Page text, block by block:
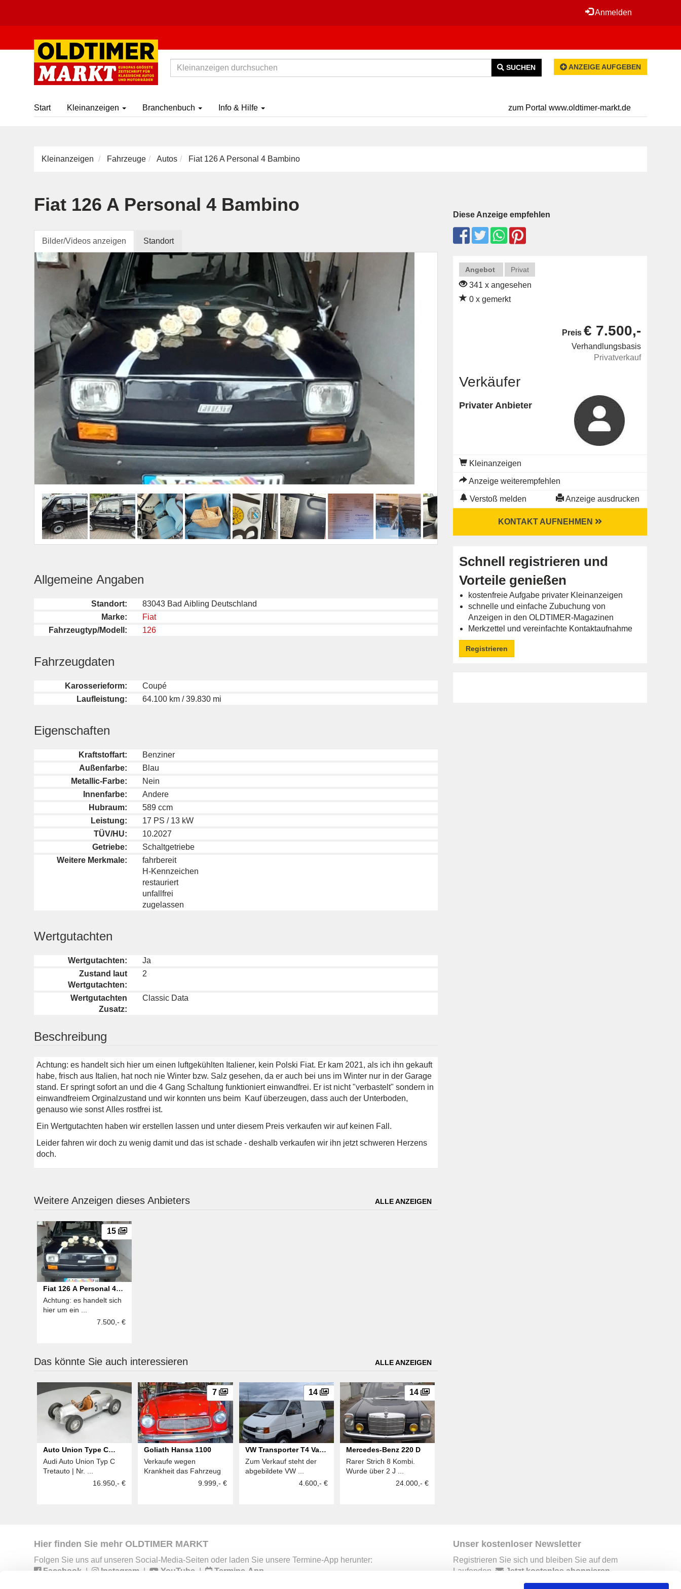
Anmelden
SUCHEN ANZEIGE AUFGEBEN
Start Kleinanzeigen Branchenbuch Info & Hilfe zum Portal www.oldtimer-markt.de
Kleinanzeigen Fahrzeuge Autos Fiat 126 A Personal 4 Bambino
Fiat 126 A Personal 4 Bambino
Bilder/Videos anzeigen Standort
Allgemeine Angaben
Standort:
83043 Bad Aibling Deutschland
Marke:
Fiat
Fahrzeugtyp/Modell:
126
Fahrzeugdaten
Karosserieform:
Coupé
Laufleistung:
64.100 km / 39.830 mi
Eigenschaften
Kraftstoffart:
Benziner
Außenfarbe:
Blau
Metallic-Farbe:
Nein
Innenfarbe:
Andere
Hubraum:
589 ccm
Leistung:
17 PS / 13 kW
TÜV/HU:
10.2027
Getriebe:
Schaltgetriebe
Weitere Merkmale:
fahrbereit
H-Kennzeichen
restauriert
unfallfrei
zugelassen
Wertgutachten
Wertgutachten:
Ja
Zustand laut
Wertgutachten:
2
Wertgutachten
Zusatz:
Classic Data
Beschreibung
Achtung: es handelt sich hier um einen luftgekühlten Italiener, kein Polski Fiat. Er kam 2021, als ich ihn gekauft
habe, frisch aus Italien, hat noch nie Winter bzw. Salz gesehen, da er auch bei uns im Winter nur in der Garage
stand. Er springt sofort an und die 4 Gang Schaltung funktioniert einwandfrei. Er ist nicht "verbastelt" sondern in
einwandfreiem Orginalzustand und wir konnten uns beim Kauf überzeugen, dass auch der Unterboden,
genauso wie sonst Alles rostfrei ist.
Ein Wertgutachten haben wir erstellen lassen und unter diesem Preis verkaufen wir auf keinen Fall.
Leider fahren wir doch zu wenig damit und das ist schade - deshalb verkaufen wir ihn jetzt schweren Herzens
doch.
Weitere Anzeigen dieses Anbieters ALLE ANZEIGEN
15
Fiat 126 A Personal 4
Bambino
Achtung: es handelt sich
hier um ein ...
7.500,- €
Das könnte Sie auch interessieren ALLE ANZEIGEN
Auto Union Type C
Pedalcar
Audi Auto Union Typ C
Tretauto | Nr. ...
16.950,- €
7
Goliath Hansa 1100
Verkaufe wegen
Krankheit das Fahrzeug
9.999,- €
14
VW Transporter T4 Van
Bus
Zum Verkauf steht der
abgebildete VW ...
4.600,- €
14
Mercedes-Benz 220 D
Rarer Strich 8 Kombi.
Wurde über 2 J ...
24.000,- €
Diese Anzeige empfehlen
Angebot Privat
341 x angesehen
0 x gemerkt
Preis € 7.500,-
Verhandlungsbasis
Privatverkauf
Verkäufer
Privater Anbieter
Kleinanzeigen
Anzeige weiterempfehlen
Verstoß melden Anzeige ausdrucken
KONTAKT AUFNEHMEN
Schnell registrieren und
Vorteile genießen
kostenfreie Aufgabe privater Kleinanzeigen
schnelle und einfache Zubuchung von
Anzeigen in den OLDTIMER-Magazinen
Merkzettel und vereinfachte Kontaktaufnahme
Registrieren
Hier finden Sie mehr OLDTIMER MARKT
Folgen Sie uns auf unseren Social-Media-Seiten oder laden Sie unsere Termine-App herunter:
Facebook | Instagram | YouTube | Termine-App
Unser kostenloser Newsletter
Registrieren Sie sich und bleiben Sie auf dem
Laufenden.
Jetzt kostenlos abonnieren